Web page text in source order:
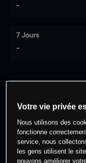
-
7 Jours
-
cet actif
Votre vie privée
Nous utilisons des
fonctionne
service, nous
les gens utilisent le
pouvons améliorer